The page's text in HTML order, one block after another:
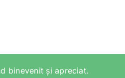
binevenit și apreciat.